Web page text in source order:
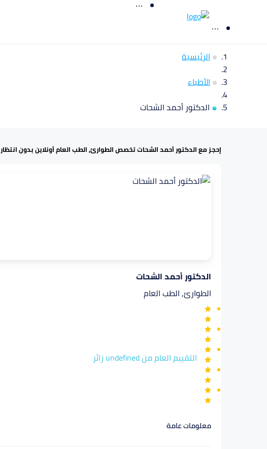
الرئيسية
الأطباء
الدكتور أحمد الشحات
إحجز مع الدكتور أحمد الشحات تخصص الطوارئ, الطب العام أونلاين بدون انتظار
الدكتور أحمد الشحات
الطوارئ, الطب العام
التقييم العام من undefined زائر
معلومات عامة